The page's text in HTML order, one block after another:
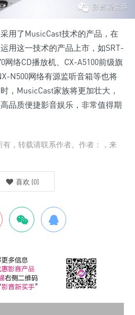
用了MusicCast技术的产品，在
用这一技术的产品上市，如SRT-
网络CD播放机、CX-A5100前级旗
N500网络有源监听音箱等也将
，MusicCast家族将更加壮大，
品质便捷影音娱乐，非常值得期
，转载请联系作者。作者：，来
喜欢 (0)